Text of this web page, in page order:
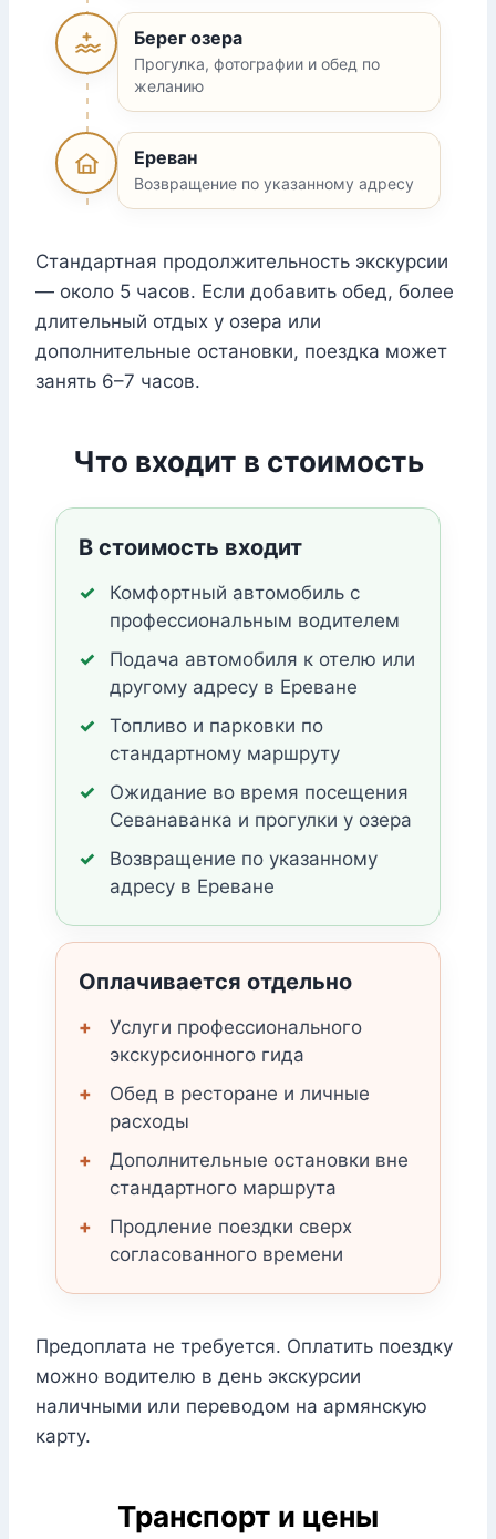
Берег озера
Прогулка, фотографии и обед по
желанию
Ереван
Возвращение по указанному адресу
Стандартная продолжительность экскурсии
— около 5 часов. Если добавить обед, более
длительный отдых у озера или
дополнительные остановки, поездка может
занять 6–7 часов.
Что входит в стоимость
В стоимость входит
Комфортный автомобиль с
профессиональным водителем
Подача автомобиля к отелю или
другому адресу в Ереване
Топливо и парковки по
стандартному маршруту
Ожидание во время посещения
Севанаванка и прогулки у озера
Возвращение по указанному
адресу в Ереване
Оплачивается отдельно
Услуги профессионального
экскурсионного гида
Обед в ресторане и личные
расходы
Дополнительные остановки вне
стандартного маршрута
Продление поездки сверх
согласованного времени
Предоплата не требуется. Оплатить поездку
можно водителю в день экскурсии
наличными или переводом на армянскую
карту.
Транспорт и цены